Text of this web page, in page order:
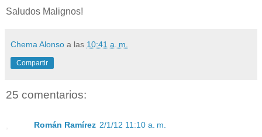
Saludos Malignos!
Chema Alonso a las 10:41 a. m.
Compartir
25 comentarios:
Román Ramírez 2/1/12 11:10 a. m.